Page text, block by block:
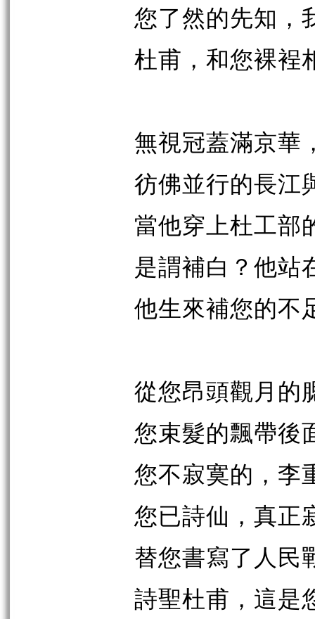
您了然的先知，
杜甫，和您裸裎
無視冠蓋滿京華
彷佛並行的長江
當他穿上杜工部
是謂補白？他站
他生來補您的不
從您昂頭觀月的
您束髮的飄帶後
您不寂寞的，李
您已詩仙，真正
替您書寫了人民
詩聖杜甫，這是